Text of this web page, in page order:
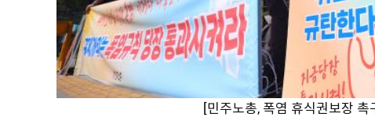
[민주노총, 폭염 휴식권보장